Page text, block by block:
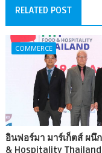
RELATED POST
COMMERCE
อินฟอร์มา มาร์เก็ตส์ ผนึ
& Hospitality